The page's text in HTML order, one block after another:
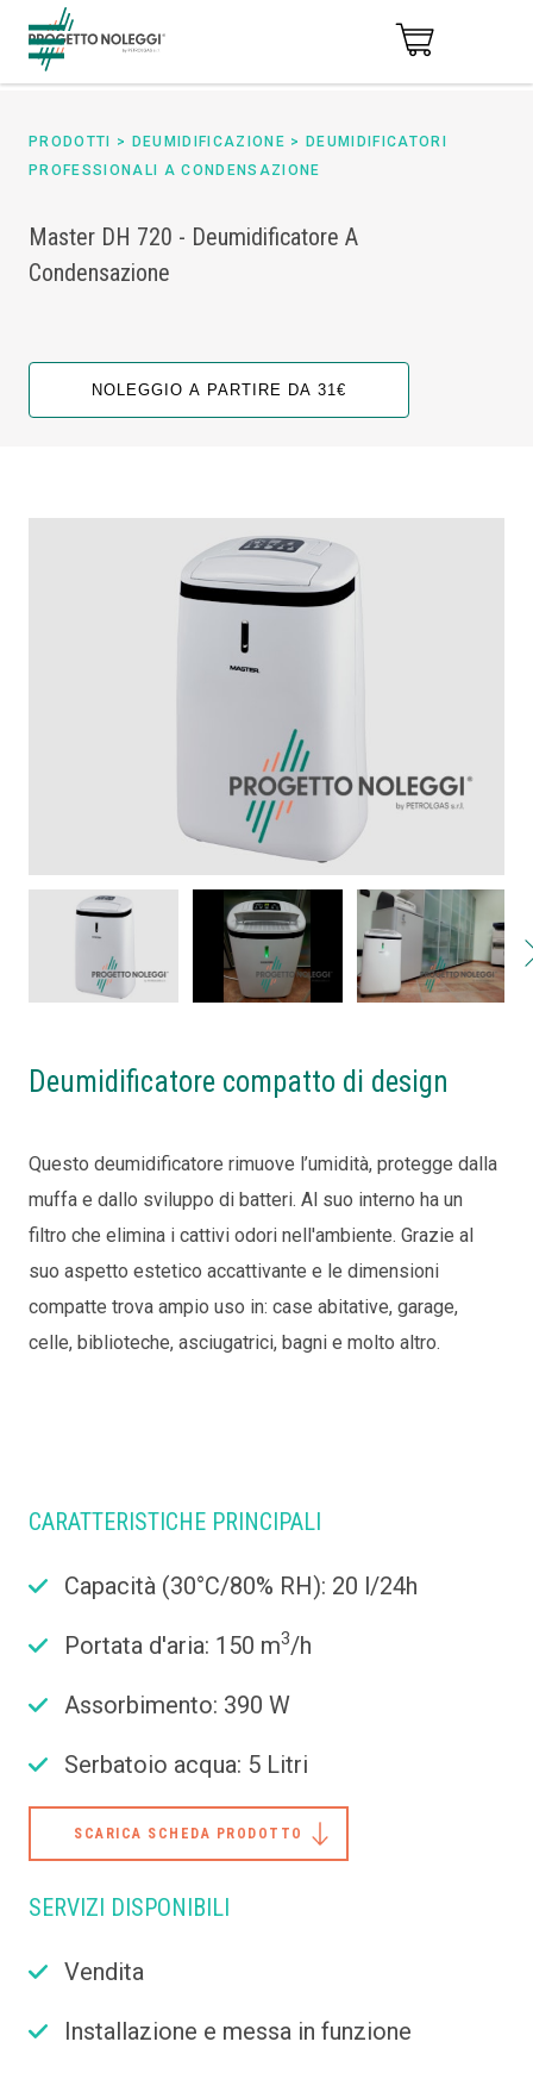
PRODOTTI > DEUMIDIFICAZIONE >
DEUMIDIFICATORI
PROFESSIONALI A CONDENSAZIONE
Master DH 720 - Deumidificatore A
Condensazione
NOLEGGIO A PARTIRE DA 31€
Deumidificatore compatto di design
Questo deumidificatore rimuove l’umidità, protegge dalla
muffa e dallo sviluppo di batteri. Al suo interno ha un
filtro che elimina i cattivi odori nell'ambiente. Grazie al
suo aspetto estetico accattivante e le dimensioni
compatte trova ampio uso in: case abitative, garage,
celle, biblioteche, asciugatrici, bagni e molto altro.
CARATTERISTICHE PRINCIPALI
Capacità (30°C/80% RH): 20 l/24h
Portata d'aria: 150 m3/h
Assorbimento: 390 W
Serbatoio acqua: 5 Litri
SCARICA SCHEDA PRODOTTO
SERVIZI DISPONIBILI
Vendita
Installazione e messa in funzione